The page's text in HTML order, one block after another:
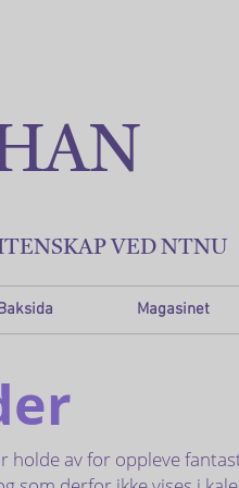
av for oppleve
VED NTNU
Magasinet